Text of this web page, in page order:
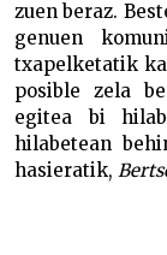
zuen beraz.
genuen
txapelketatik
posible zela
egitea bi
hilabetean
hasieratik,